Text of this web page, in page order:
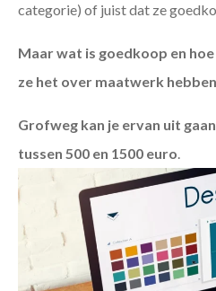
categorie) of juist dat ze
Maar wat is goedkoop en
ze het over maatwerk
Grofweg kan je ervan uit
tussen 500 en 1500 euro.